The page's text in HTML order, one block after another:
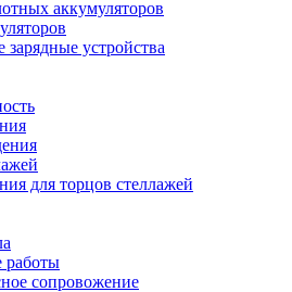
аккумуляторов
устройства
для торцов стеллажей
работы
сопровожение